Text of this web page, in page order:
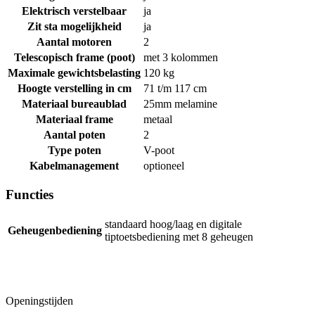
Elektrisch verstelbaar
ja
Zit sta mogelijkheid
ja
Aantal motoren
2
Telescopisch frame (poot)
met 3 kolommen
Maximale gewichtsbelasting 120 kg
Hoogte verstelling in cm
71 t/m 117 cm
Materiaal bureaublad
25mm melamine
Materiaal frame
metaal
Aantal poten
2
Type poten
V-poot
Kabelmanagement
optioneel
Functies
Geheugenbediening
standaard hoog/laag en digitale
tiptoetsbediening met 8 geheugen
Openingstijden